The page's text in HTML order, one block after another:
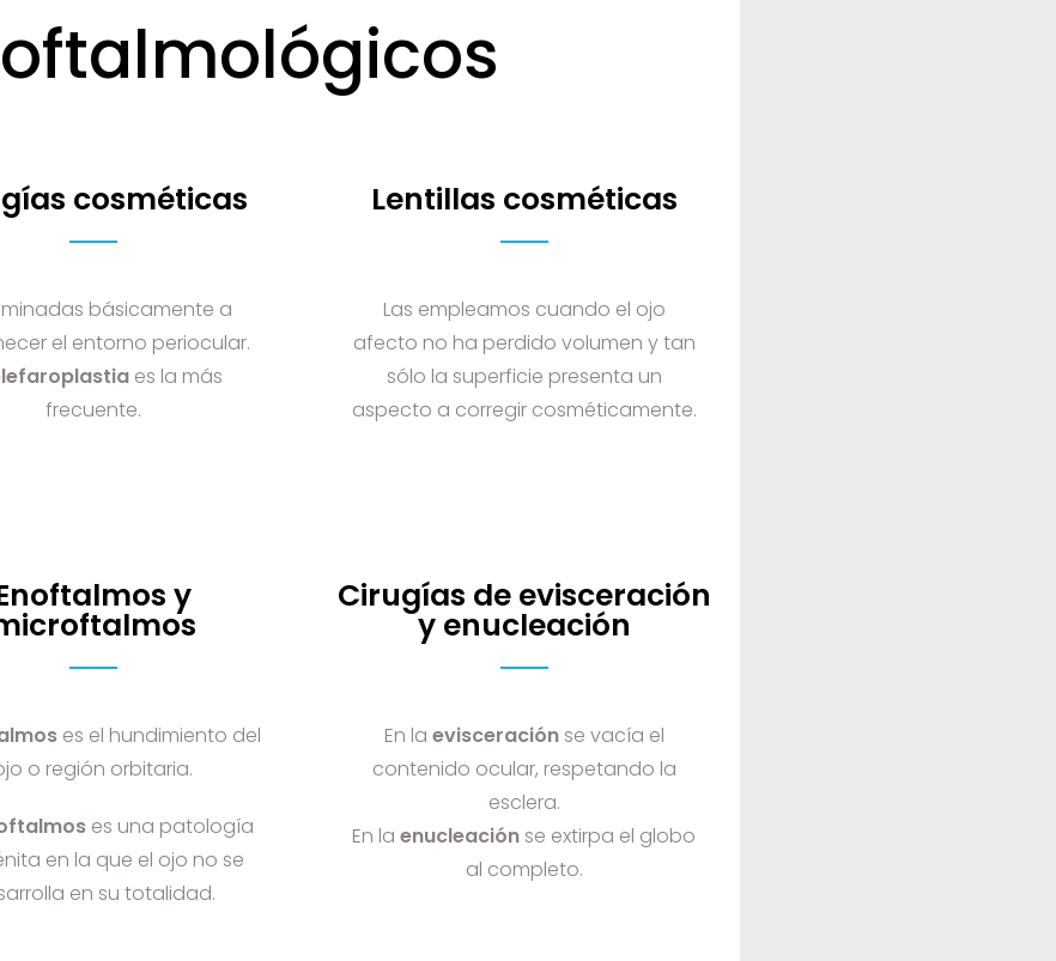
cosméticas
básicamente a
el entorno periocular.
es la más
frecuente.
Lentillas cosméticas
Las empleamos cuando el ojo
afecto no ha perdido volumen y tan
sólo la superficie presenta un
aspecto a corregir cosméticamente.
y
es el hundimiento del
o región orbitaria.
es una patología
en la que el ojo no se
en su totalidad.
Cirugías de evisceración
y enucleación
En la evisceraciónse vacía el
contenido ocular, respetando la
esclera.
En laenucleación se extirpa el globo
al completo.